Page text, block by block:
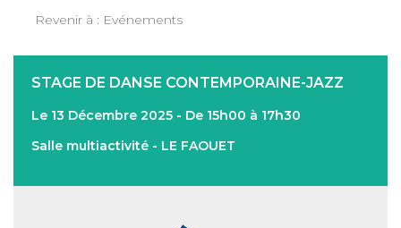
Revenir à : Evénements
STAGE DE DANSE CONTEMPORAINE-JAZZ
Le 13 Décembre 2025 - De 15h00 à 17h30
Salle multiactivité - LE FAOUET